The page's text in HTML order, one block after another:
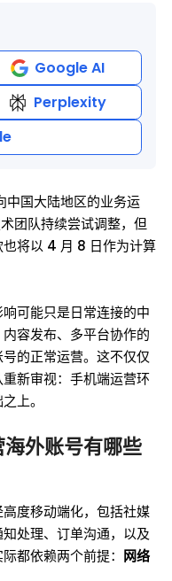
Google AI
Perplexity
中国大陆地区的业务运
团队持续尝试调整，但
将以 4 月 8 日作为计算
可能只是日常连接的中
容发布、多平台协作的
的正常运营。这不仅仅
新审视：手机端运营环
上。
外账号有哪些
度移动端化，包括社媒
处理、订单沟通，以及
都依赖两个前提： 网络